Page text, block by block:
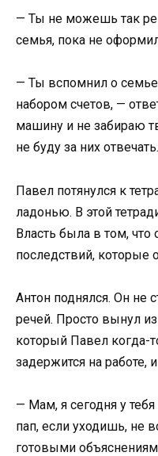
— Ты не можешь так
семья, пока не
— Ты вспомнил о семье
набором счетов, —
машину и не забираю
не буду за них отвечать.
Павел потянулся к
ладонью. В этой
Власть была в том, что
последствий, которые
Антон поднялся. Он не
речей. Просто вынул
который Павел когда-
задержится на работе,
— Мам, я сегодня у
пап, если уходишь, не
готовыми